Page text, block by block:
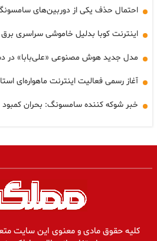
احتمال حذف یکی از دوربین‌های سامسونگ
اینترنت کوبا بدلیل خاموشی سراسری
مدل جدید هوش مصنوعی «علی‌بابا» در
آغاز رسمی فعالیت اینترنت ماهواره‌ای
خبر شوکه کننده سامسونگ: بحران کمبود تراشه تا ۲۰۲۸
کلیه حقوق مادی و معنوی این سایت